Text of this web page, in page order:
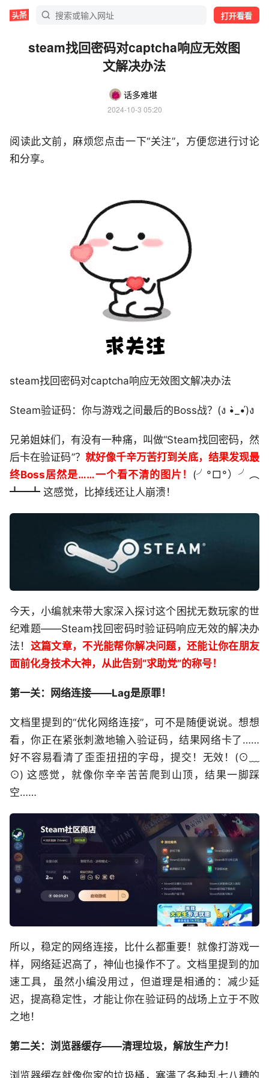
打开看看
steam找回密码对captcha响应无效图
文解决办法
话多难堪
2024-10-3 05:20
阅读此文前，麻烦您点击一下“关注”，方便您进行讨论
和分享。
​steam找回密码对captcha响应无效图文解决办法
Steam验证码：你与游戏之间最后的Boss战？(ง •̀_•́)ง
兄弟姐妹们，有没有一种痛，叫做“Steam找回密码，然
后卡在验证码”？ 就好像千辛万苦打到关底，结果发现最
终Boss居然是……一个看不清的图片！ (╯°□°）╯︵
┻━┻ 这感觉，比掉线还让人崩溃！
今天，小编就来带大家深入探讨这个困扰无数玩家的世
纪难题——Steam找回密码时验证码响应无效的解决办
法！ 这篇文章，不光能帮你解决问题，还能让你在朋友
面前化身技术大神，从此告别“求助党”的称号！
第一关：网络连接——Lag是原罪！
文档里提到的“优化网络连接”，可不是随便说说。想想
看，你正在紧张刺激地输入验证码，结果网络卡了……
好不容易看清了歪歪扭扭的字母，提交！无效！(⊙﹏
⊙) 这感觉，就像你辛辛苦苦爬到山顶，结果一脚踩
空……
所以，稳定的网络连接，比什么都重要！就像打游戏一
样，网络延迟高了，神仙也操作不了。文档里提到的加
速工具，虽然小编没用过，但道理是相通的：减少延
迟，提高稳定性，才能让你在验证码的战场上立于不败
之地！
第二关：浏览器缓存——清理垃圾，解放生产力！